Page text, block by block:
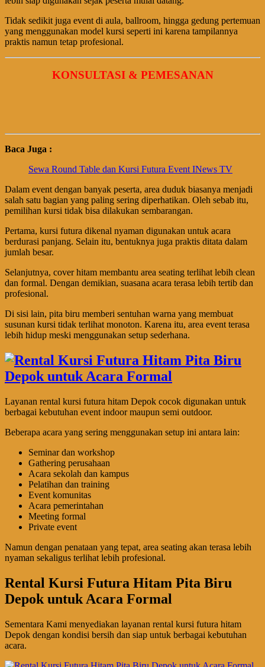
Tidak sedikit juga event di aula, ballroom, hingga gedung pertemuan
yang menggunakan model kursi seperti ini karena tampilannya
praktis namun tetap profesional.
KONSULTASI & PEMESANAN
Baca Juga :
Sewa Round Table dan Kursi Futura Event INews TV
Dalam event dengan banyak peserta, area duduk biasanya menjadi
salah satu bagian yang paling sering diperhatikan. Oleh sebab itu,
pemilihan kursi tidak bisa dilakukan sembarangan.
Pertama, kursi futura dikenal nyaman digunakan untuk acara
berdurasi panjang. Selain itu, bentuknya juga praktis ditata dalam
jumlah besar.
Selanjutnya, cover hitam membantu area seating terlihat lebih clean
dan formal. Dengan demikian, suasana acara terasa lebih tertib dan
profesional.
Di sisi lain, pita biru memberi sentuhan warna yang membuat
susunan kursi tidak terlihat monoton. Karena itu, area event terasa
lebih hidup meski menggunakan setup sederhana.
Layanan rental kursi futura hitam Depok cocok digunakan untuk
berbagai kebutuhan event indoor maupun semi outdoor.
Beberapa acara yang sering menggunakan setup ini antara lain:
Seminar dan workshop
Gathering perusahaan
Acara sekolah dan kampus
Pelatihan dan training
Event komunitas
Acara pemerintahan
Meeting formal
Private event
Namun dengan penataan yang tepat, area seating akan terasa lebih
nyaman sekaligus terlihat lebih profesional.
Rental Kursi Futura Hitam Pita Biru
Depok untuk Acara Formal
Sementara Kami menyediakan layanan rental kursi futura hitam
Depok dengan kondisi bersih dan siap untuk berbagai kebutuhan
acara.